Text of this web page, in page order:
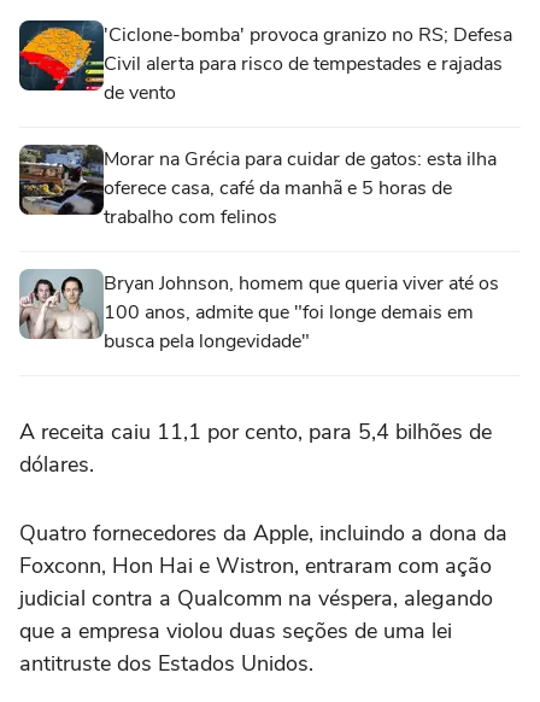
'Ciclone-bomba' provoca granizo no RS; Defesa
Civil alerta para risco de tempestades e rajadas
de vento
Morar na Grécia para cuidar de gatos: esta ilha
oferece casa, café da manhã e 5 horas de
trabalho com felinos
Bryan Johnson, homem que queria viver até os
100 anos, admite que "foi longe demais em
busca pela longevidade"
A receita caiu 11,1 por cento, para 5,4 bilhões de
dólares.
Quatro fornecedores da Apple, incluindo a dona da
Foxconn, Hon Hai e Wistron, entraram com ação
judicial contra a Qualcomm na véspera, alegando
que a empresa violou duas seções de uma lei
antitruste dos Estados Unidos.